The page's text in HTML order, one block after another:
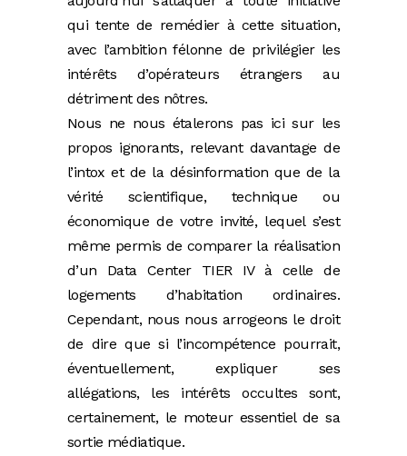
qui tente de remédier à cette situation,
avec l’ambition félonne de privilégier les
intérêts d’opérateurs étrangers au
détriment des nôtres.
Nous ne nous étalerons pas ici sur les
propos ignorants, relevant davantage de
l’intox et de la désinformation que de la
vérité scientifique, technique ou
économique de votre invité, lequel s’est
même permis de comparer la réalisation
d’un Data Center TIER IV à celle de
logements d’habitation ordinaires.
Cependant, nous nous arrogeons le droit
de dire que si l’incompétence pourrait,
éventuellement, expliquer ses
allégations, les intérêts occultes sont,
certainement, le moteur essentiel de sa
sortie médiatique.